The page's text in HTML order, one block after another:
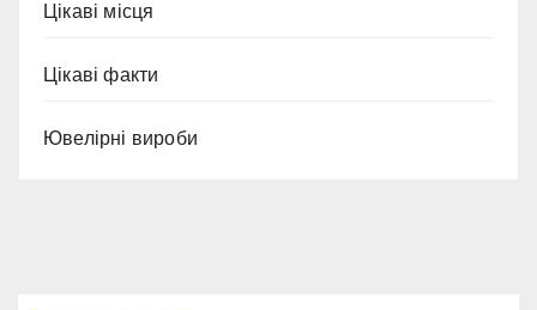
Цікаві місця
Цікаві факти
Ювелірні вироби